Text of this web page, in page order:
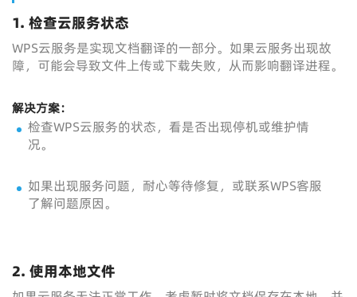
1. 检查云服务状态
WPS云服务是实现文档翻译的一部分。如果云服务出现故
障，可能会导致文件上传或下载失败，从而影响翻译进程。
解决方案：
检查WPS云服务的状态，看是否出现停机或维护情
况。
如果出现服务问题，耐心等待修复，或联系WPS客服
了解问题原因。
2. 使用本地文件